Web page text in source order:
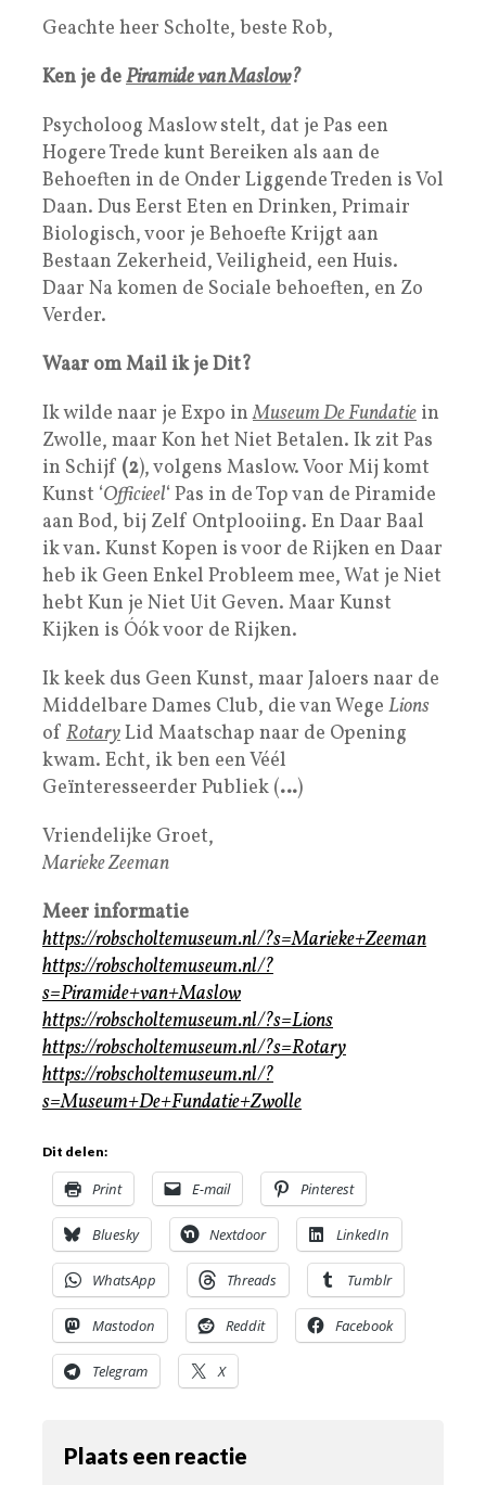
Geachte heer Scholte, beste Rob,
Ken je dePiramide van Maslow?
Psycholoog Maslow stelt, dat je Pas een
Hogere Trede kunt Bereiken als aan de
Behoeften in de Onder Liggende Treden is Vol
Daan. Dus Eerst Eten en Drinken, Primair
Biologisch, voor je Behoefte Krijgt aan
Bestaan Zekerheid, Veiligheid, een Huis.
Daar Na komen de Sociale behoeften, en Zo
Verder.
Waar om Mail ik je Dit?
Ik wilde naar je Expo inMuseum De Fundatie in
Zwolle, maar Kon het Niet Betalen. Ik zit Pas
in Schijf (2), volgens Maslow. Voor Mij komt
Kunst ‘Officieel‘ Pas in de Top van de Piramide
aan Bod, bij Zelf Ontplooiing. En Daar Baal
ik van. Kunst Kopen is voor de Rijken en Daar
heb ik Geen Enkel Probleem mee, Wat je Niet
hebt Kun je Niet Uit Geven. Maar Kunst
Kijken is Óók voor de Rijken.
Ik keek dus Geen Kunst, maar Jaloers naar de
Middelbare Dames Club, die van Wege Lions
of RotaryLid Maatschap naar de Opening
kwam. Echt, ik ben een Véél
Geïnteresseerder Publiek (…)
Vriendelijke Groet,
Marieke Zeeman
Meer informatie
https://robscholtemuseum.nl/?s=Marieke+Zeeman
https://robscholtemuseum.nl/?
s=Piramide+van+Maslow
https://robscholtemuseum.nl/?s=Lions
https://robscholtemuseum.nl/?s=Rotary
https://robscholtemuseum.nl/?
s=Museum+De+Fundatie+Zwolle
Dit delen:
Print E-mail Pinterest
Bluesky Nextdoor LinkedIn
WhatsApp Threads Tumblr
Mastodon Reddit Facebook
Telegram X
Plaats een reactie